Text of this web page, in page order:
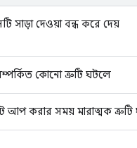
সাড়া দেওয়া বন্ধ করে দেয়
কোনো ত্রুটি ঘটলে
আপ করার সময় মারাত্মক